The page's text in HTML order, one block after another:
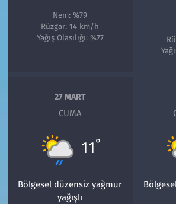
Nem: %79
Rüzgar: 14 km/h
Yağış Olasılığı: %77
27 MART
CUMA
11°
Bölgesel düzensiz yağmur
yağışlı